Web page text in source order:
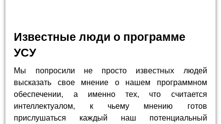
Известные люди о программе
УСУ
Мы попросили не просто известных людей
высказать свое мнение о нашем программном
обеспечении, а именно тех, что считается
интеллектуалом, к чьему мнению готов
прислушаться каждый наш потенциальный